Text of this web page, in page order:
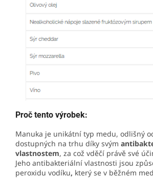
Proč tento výrobek:
Manuka je unikátní typ medu, odlišný
dostupných na trhu díky svým
vlastnostem, za což vděčí právě své
Jeho antibakteriální vlastnosti jsou
peroxidu vodíku, který se v běžném